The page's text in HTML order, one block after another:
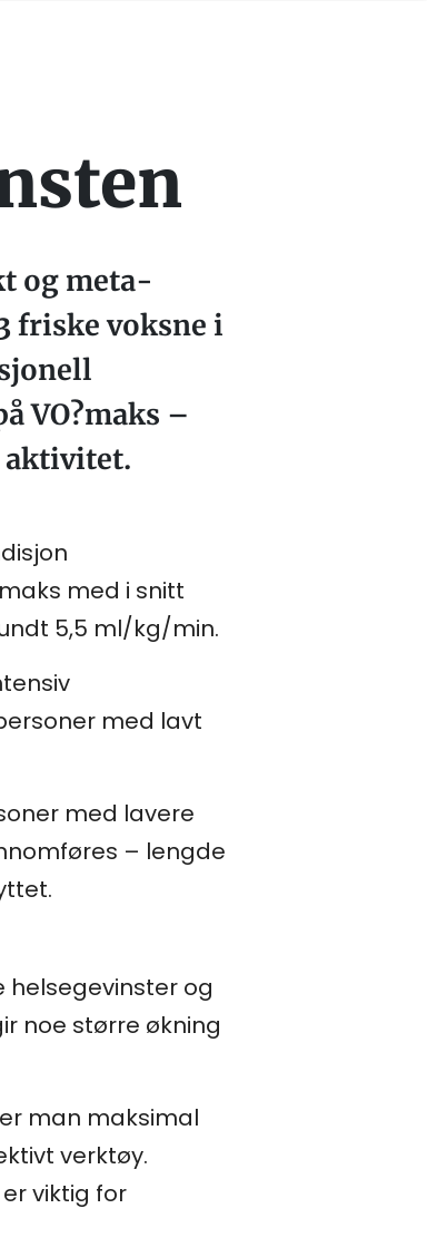
og meta-
friske voksne i
VO?maks –
aktivitet.
med i snitt
5,5 ml/kg/min.
med lavt
med lavere
– lengde
og
noe større økning
man maksimal
verktøy.
viktig for